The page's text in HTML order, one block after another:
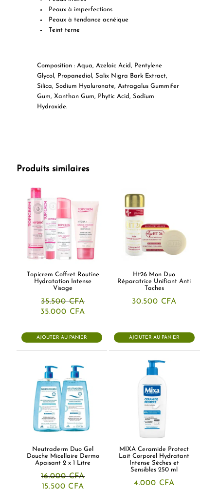
Peaux à imperfections
Peaux à tendance acnéique
Teint terne
Composition :Aqua, Azelaic Acid, Pentylene
Glycol, Propanediol, Salix Nigra Bark Extract,
Silica, Sodium Hyaluronate, Astragalus Gummifer
Gum, Xanthan Gum, Phytic Acid, Sodium
Hydroxide.
Produits similaires
Topicrem Coffret Routine
Hydratation Intense
Visage
35.500CFA
Le
était :
35.500 CFA.
35.000 CFA
est :
35.000 CFA.
AJOUTER AU PANIER
Ht26 Mon Duo
Réparatrice Unifiant Anti
Taches
30.500 CFA
AJOUTER AU PANIER
Neutraderm Duo Gel
Douche Micellaire Dermo
Apaisant 2 x 1 Litre
16.000CFA
Le
15.500 CFA
MIXA Ceramide Protect
Lait Corporel Hydratant
Intense Sèches et
Sensibles 250 ml
4.000 CFA